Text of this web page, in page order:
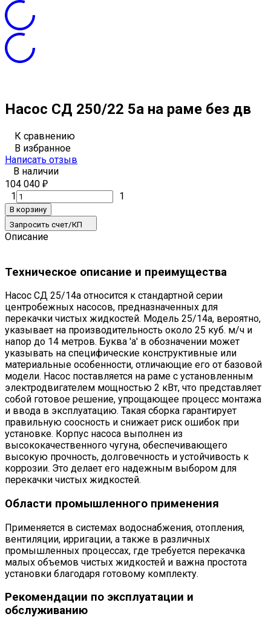
Насос СД 250/22 5а на раме без дв
К сравнению
В избранное
Написать отзыв
В наличии
104 040 ₽
1 1
В корзину
Запросить счет/КП
Описание
Техническое описание и преимущества
Насос СД 25/14а относится к стандартной серии
центробежных насосов, предназначенных для
перекачки чистых жидкостей. Модель 25/14а, вероятно,
указывает на производительность около 25 куб. м/ч и
напор до 14 метров. Буква 'а' в обозначении может
указывать на специфические конструктивные или
материальные особенности, отличающие его от базовой
модели. Насос поставляется на раме с установленным
электродвигателем мощностью 2 кВт, что представляет
собой готовое решение, упрощающее процесс монтажа
и ввода в эксплуатацию. Такая сборка гарантирует
правильную соосность и снижает риск ошибок при
установке. Корпус насоса выполнен из
высококачественного чугуна, обеспечивающего
высокую прочность, долговечность и устойчивость к
коррозии. Это делает его надежным выбором для
перекачки чистых жидкостей.
Области промышленного применения
Применяется в системах водоснабжения, отопления,
вентиляции, ирригации, а также в различных
промышленных процессах, где требуется перекачка
малых объемов чистых жидкостей и важна простота
установки благодаря готовому комплекту.
Рекомендации по эксплуатации и
обслуживанию